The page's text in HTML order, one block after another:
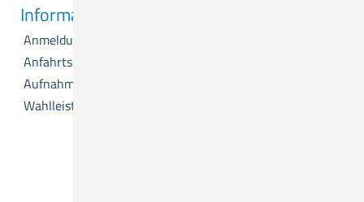
Informationen
Anmeldung
Anfahrtsplan
Aufnahme
Wahlleistungen